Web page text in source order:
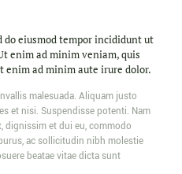
eiusmod tempor incididunt ut
enim ad minim veniam, quis
ad minim aute irure dolor.
malesuada. Aliquam justo
et nisi. Suspendisse potenti. Nam
dignissim et dui eu, commodo
ac sollicitudin nibh molestie
beatae vitae dicta sunt